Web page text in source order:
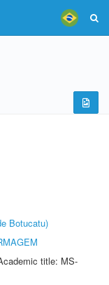
Botucatu)
title: MS-